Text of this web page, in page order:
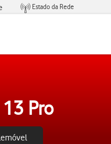
Estado da Rede
Pro